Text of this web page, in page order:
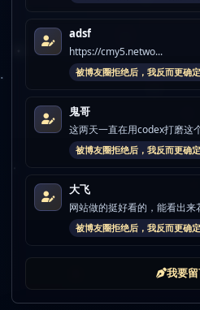
adsf
https://cmy5.netwo...
被博友圈拒绝后，我反而更确
鬼哥
这两天一直在用codex打磨这
被博友圈拒绝后，我反而更确
大飞
网站做的挺好看的，能看出来
被博友圈拒绝后，我反而更确
我要